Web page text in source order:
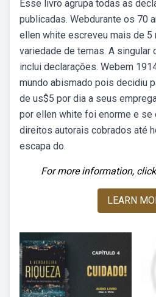
Esse livro agrupa todas as
publicadas. Webdurante os 70
ellen white escreveu mais de 5
variedade de temas. A singular
inclui declarações. Webem
mundo abismado pois decidiu
de us$5 por dia a seus
por ellen white foi enorme e se
direitos autorais cobrados até
escapa do.
For more information,
LEARN